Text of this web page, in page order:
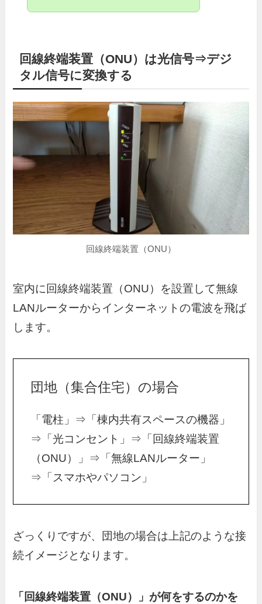
回線終端装置（ONU）は光信号⇒デジ
タル信号に変換する
回線終端装置（ONU）
室内に回線終端装置（ONU）を設置して無線
LANルーターからインターネットの電波を飛ば
します。
団地（集合住宅）の場合
「電柱」⇒「棟内共有スペースの機器」
⇒「光コンセント」⇒「回線終端装置
（ONU）」⇒「無線LANルーター」
⇒「スマホやパソコン」
ざっくりですが、団地の場合は上記のような接
続イメージとなります。
「回線終端装置（ONU）」が何をするのかを